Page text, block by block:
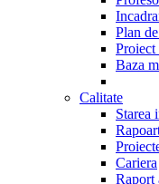
Plan
Proiect
Baza
Calitate
Starea
Cariera
Raport